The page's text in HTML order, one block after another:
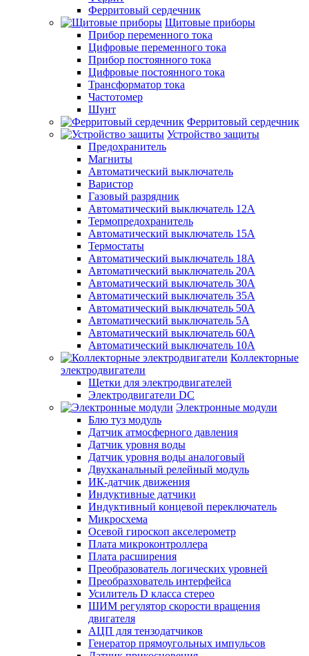
Ферритовый сердечник
Щитовые приборы
Прибор переменного тока
Цифровые переменного тока
Прибор постоянного тока
Цифровые постоянного тока
Трансформатор тока
Частотомер
Шунт
Ферритовый сердечник
Устройство защиты
Предохранитель
Магниты
Автоматический выключатель
Варистор
Газовый разрядник
Автоматический выключатель 12А
Термопредохранитель
Автоматический выключатель 15А
Термостаты
Автоматический выключатель 18А
Автоматический выключатель 20А
Автоматический выключатель 30А
Автоматический выключатель 35А
Автоматический выключатель 50А
Автоматический выключатель 5А
Автоматический выключатель 60А
Автоматический выключатель 10А
Коллекторные
электродвигатели
Щетки для электродвигателей
Электродвигатели DC
Электронные модули
Блю туз модуль
Датчик атмосферного давления
Датчик уровня воды
Датчик уровня воды аналоговый
Двухканальный релейный модуль
ИК-датчик движения
Индуктивные датчики
Индуктивный концевой переключатель
Микросхема
Осевой гироскоп акселерометр
Плата микроконтроллера
Плата расширения
Преобразователь логических уровней
Преобразхователь интерфейса
Усилитель D класса стерео
ШИМ регулятор скорости вращения
двигателя
АЦП для тензодатчиков
Генератор прямоугольных импульсов